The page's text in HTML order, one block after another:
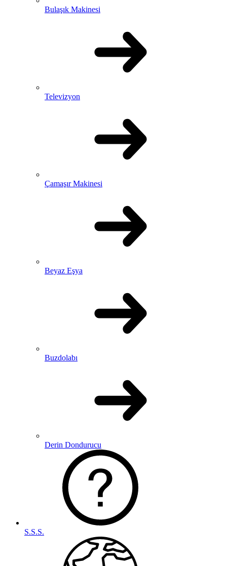
Bulaşık Makinesi
Televizyon
Çamaşır Makinesi
Beyaz Eşya
Buzdolabı
Derin Dondurucu
S.S.S.